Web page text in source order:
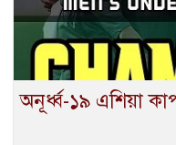
অনূর্ধ্ব-১৯ এশিয়া